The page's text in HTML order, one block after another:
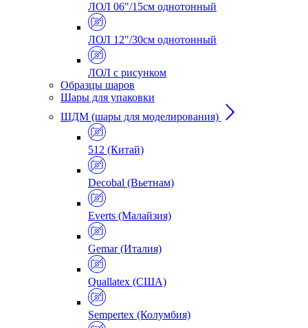
ЛОЛ 06"/15см однотонный
ЛОЛ 12"/30см однотонный
ЛОЛ с рисунком
Образцы шаров
Шары для упаковки
ШДМ (шары для моделирования)
512 (Китай)
Decobal (Вьетнам)
Everts (Малайзия)
Gemar (Италия)
Quallatex (США)
Sempertex (Колумбия)